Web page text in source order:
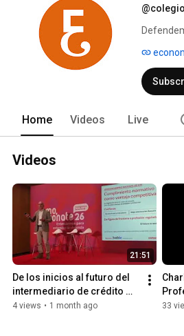
Home Videos Live
Videos
21:51
De los inicios al futuro del
intermediario de crédito
inmobiliario ICI o broker
4 views • 1 month ago 33